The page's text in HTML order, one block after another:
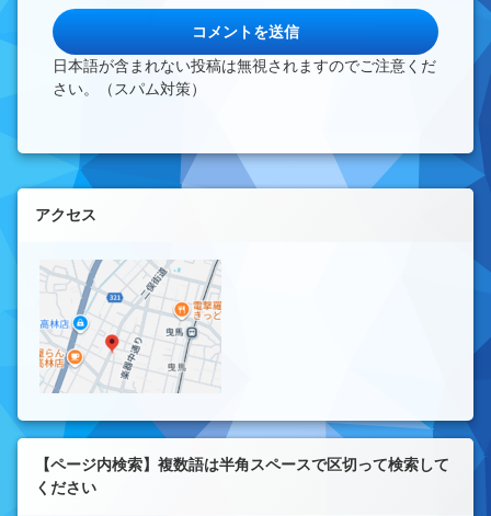
日本語が含まれない投稿は無視されますのでご注意くだ
さい。（スパム対策）
左サイドバー
アクセス
【ページ内検索】複数語は半角スペースで区切って検索して
ください